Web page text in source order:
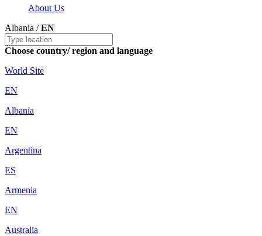
About Us
Albania /EN
Choose country/ region and language
World Site
EN
Albania
EN
Argentina
ES
Armenia
EN
Australia